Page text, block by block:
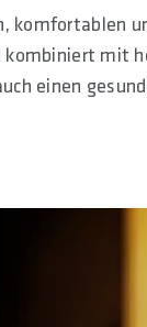
komfortablen
mit
einen